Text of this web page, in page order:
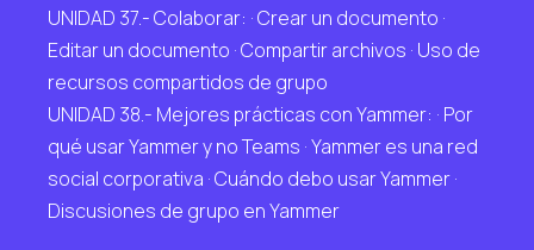
UNIDAD 37.- Colaborar: · Crear un documento ·
Editar un documento · Compartir archivos · Uso de
recursos compartidos de grupo
UNIDAD 38.- Mejores prácticas con Yammer: · Por
qué usar Yammer y no Teams · Yammer es una red
social corporativa · Cuándo debo usar Yammer ·
Discusiones de grupo en Yammer